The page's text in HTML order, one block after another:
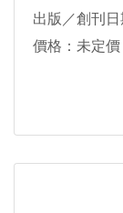
出版／創刊
價格：未定價